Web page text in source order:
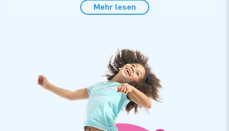
überquert, gewinnt dieses urkomische Spiel.
Sie können den Kubus innerhalb von 10 Minuten problemlos
aufbauen. Der Würfel muss nur einmal aufgeblasen werden,
sodass Sie sich während des Spiels keine Sorgen um Kabel
machen müssen. Diese aufblasbare Attraktion ist dank des
kompakten aufgerollten Formats leicht zu transportieren.
Der Kubus wird mit einem Gebläse, einer Transporttasche
und einer übersichtlichen Anleitung geliefert. Sie haben also
Mehr lesen